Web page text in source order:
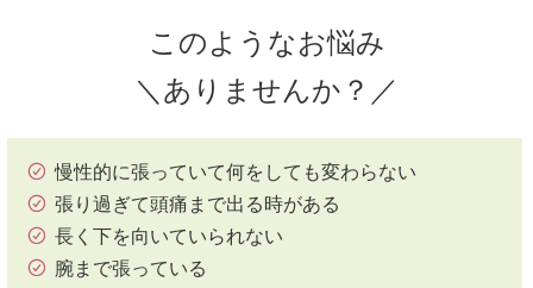
このようなお悩み
＼ありませんか？／
慢性的に張っていて何をしても変わらない
張り過ぎて頭痛まで出る時がある
長く下を向いていられない
腕まで張っている